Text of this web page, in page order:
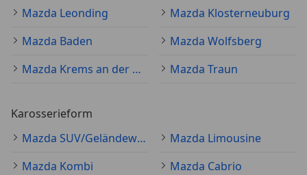
Mazda Leonding
Mazda Klosterneuburg
Mazda Baden
Mazda Wolfsberg
Mazda Krems an der Donau
Mazda Traun
Karosserieform
Mazda SUV/Geländewagen/Pickup
Mazda Limousine
Mazda Kombi
Mazda Cabrio